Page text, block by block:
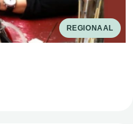
REGIONAAL